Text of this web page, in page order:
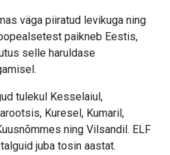
väga piiratud levikuga ning
paikneb Eestis,
selle haruldase
tulekul Kesselaiul,
Kuresel, Kumaril,
ning Vilsandil. ELF
juba tosin aastat.